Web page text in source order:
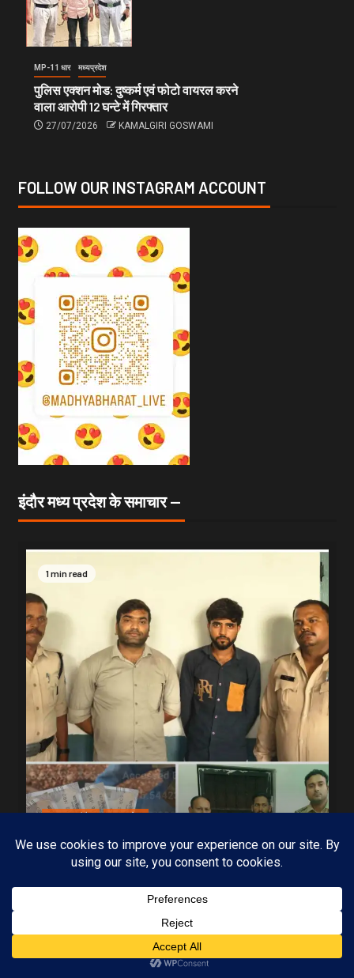
MP-11 धार मध्यप्रदेश
पुलिस एक्शन मोड: दुष्कर्म एवं फोटो वायरल करने
वाला आरोपी 12 घन्टे में गिरफ्तार
27/07/2026 KAMALGIRI GOSWAMI
FOLLOW OUR INSTAGRAM ACCOUNT
इंदौर मध्य प्रदेश के समाचार —
1 min read
पुलिस की बड़ी कार्रवाई 5 सौ के नकली नोटों के साथ
आरोपी गिरफ्तार